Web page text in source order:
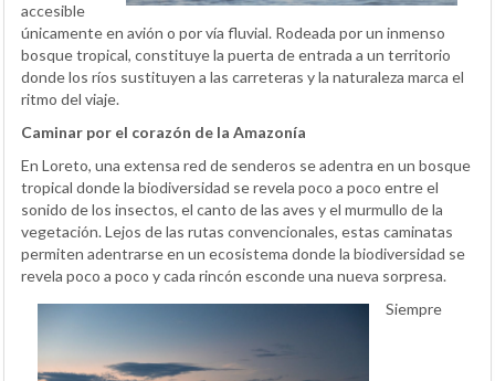
accesible
únicamente en avión o por vía fluvial. Rodeada por un inmenso
bosque tropical, constituye la puerta de entrada a un territorio
donde los ríos sustituyen a las carreteras y la naturaleza marca el
ritmo del viaje.
Caminar por el corazón de la Amazonía
En Loreto, una extensa red de senderos se adentra en un bosque
tropical donde la biodiversidad se revela poco a poco entre el
sonido de los insectos, el canto de las aves y el murmullo de la
vegetación. Lejos de las rutas convencionales, estas caminatas
permiten adentrarse en un ecosistema donde la biodiversidad se
revela poco a poco y cada rincón esconde una nueva sorpresa.
Siempre